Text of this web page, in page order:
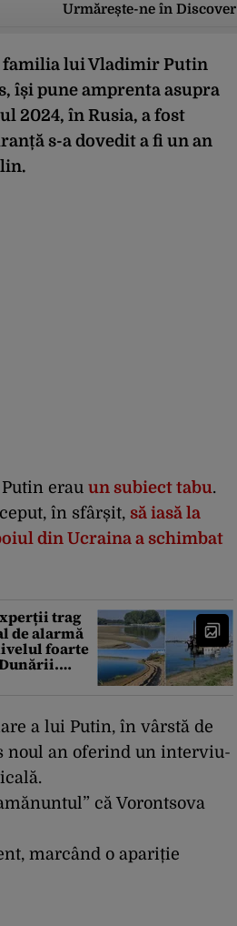
Urmărește-ne în Discover
familia lui Vladimir Putin
își pune amprenta asupra
2024, în Rusia, a fost
s-a dovedit a fi un an
erau un subiect tabu.
în sfârșit, să iasă la
din Ucraina a schimbat
trag
de alarmă
foarte
putea fi mai
a lui Putin, în vârstă de
noul an oferind un interviu-
că Vorontsova
marcând o apariție